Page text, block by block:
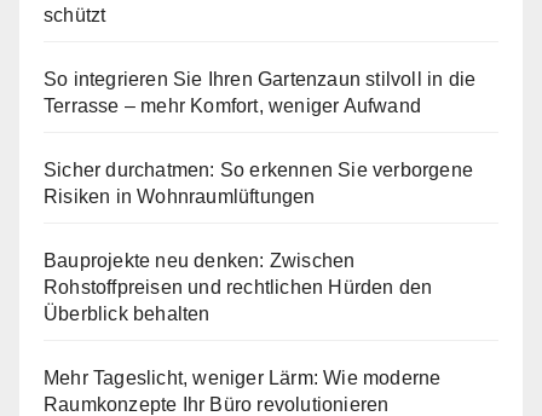
schützt
So integrieren Sie Ihren Gartenzaun stilvoll in die
Terrasse – mehr Komfort, weniger Aufwand
Sicher durchatmen: So erkennen Sie verborgene
Risiken in Wohnraumlüftungen
Bauprojekte neu denken: Zwischen
Rohstoffpreisen und rechtlichen Hürden den
Überblick behalten
Mehr Tageslicht, weniger Lärm: Wie moderne
Raumkonzepte Ihr Büro revolutionieren